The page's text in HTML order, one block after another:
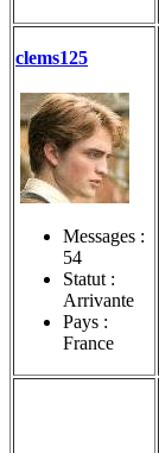
clems125
Messages :
54
Statut :
Arrivante
Pays :
France